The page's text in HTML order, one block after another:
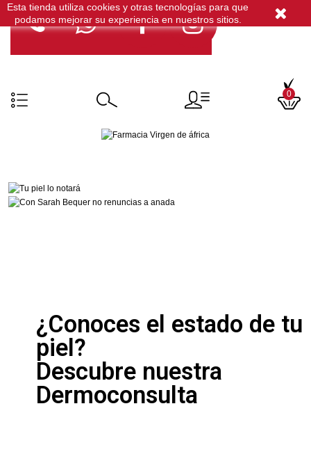
Esta tienda utiliza cookies y otras tecnologías para que
podamos mejorar su experiencia en nuestros sitios.
0
¿Conoces el estado de tu
piel?
Descubre nuestra
Dermoconsulta